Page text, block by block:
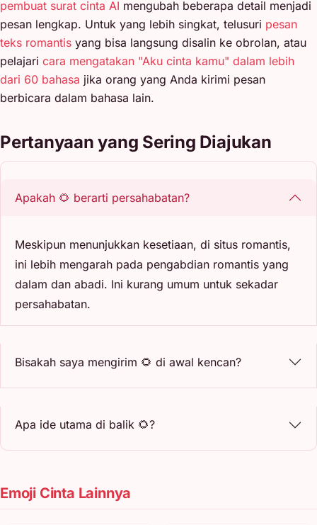
pembuat surat cinta AI mengubah beberapa detail menjadi
pesan lengkap. Untuk yang lebih singkat, telusuri pesan
teks romantis yang bisa langsung disalin ke obrolan, atau
pelajari cara mengatakan "Aku cinta kamu" dalam lebih
dari 60 bahasa jika orang yang Anda kirimi pesan
berbicara dalam bahasa lain.
Pertanyaan yang Sering Diajukan
Apakah 🌻 berarti persahabatan?
Meskipun menunjukkan kesetiaan, di situs romantis,
ini lebih mengarah pada pengabdian romantis yang
dalam dan abadi. Ini kurang umum untuk sekadar
persahabatan.
Bisakah saya mengirim 🌻 di awal kencan?
Apa ide utama di balik 🌻?
Emoji Cinta Lainnya